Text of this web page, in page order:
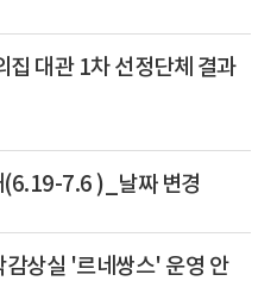
대관 1차 선정단체 결과
(6.19-7.6 )_날짜 변경
상실 '르네쌍스' 운영 안